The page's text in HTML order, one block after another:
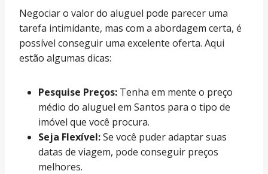
Negociar o valor do aluguel pode parecer uma
tarefa intimidante, mas com a abordagem certa, é
possível conseguir uma excelente oferta. Aqui
estão algumas dicas:
Pesquise Preços: Tenha em mente o preço
médio do aluguel em Santos para o tipo de
imóvel que você procura.
Seja Flexível:Se você puder adaptar suas
datas de viagem, pode conseguir preços
melhores.